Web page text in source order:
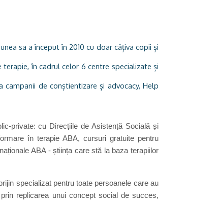
sa a început în 2010 cu doar câțiva copii și
în cadrul celor 6 centre specializate și
de conștientizare și advocacy, Help
private: cu Direcțiile de Asistență Socială și
în terapie ABA, cursuri gratuite pentru
ABA - știința care stă la baza terapiilor
specializat pentru toate persoanele care au
replicarea unui concept social de succes,